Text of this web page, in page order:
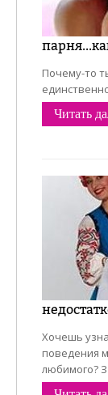
Почему-то
Читать
Хочешь
поведения
любимого?